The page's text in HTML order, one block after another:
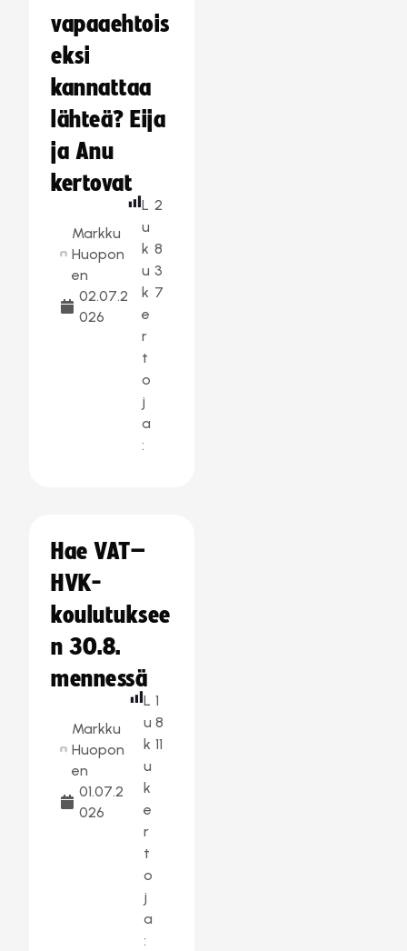
vapaaehtois
eksi
kannattaa
lähteä? Eija
ja Anu
kertovat
Markku
Huopon
en
02.07.2
026
L
u
k
u
k
e
r
t
o
j
a
:
2
8
3
7
Hae VAT–
HVK-
koulutuksee
n 30.8.
mennessä
Markku
Huopon
en
01.07.2
026
L
u
k
u
k
e
r
t
o
j
a
:
1
8
11